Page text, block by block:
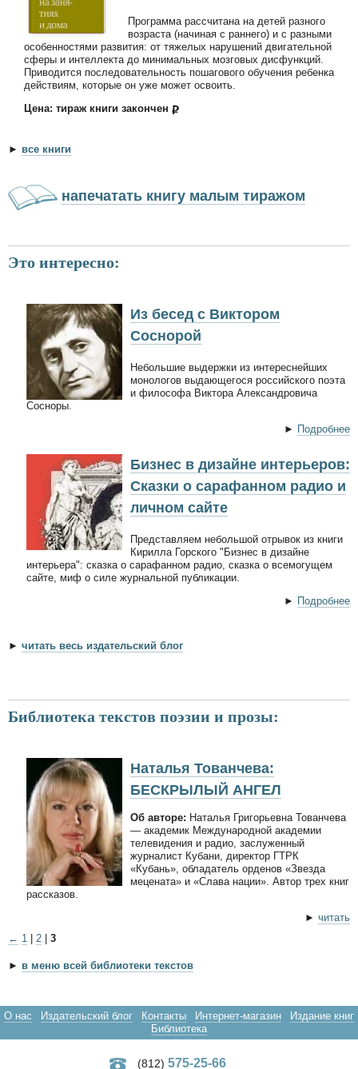
Программа рассчитана на детей разного
возраста (начиная с раннего) и с разными
особенностями развития: от тяжелых нарушений двигательной
сферы и интеллекта до минимальных мозговых дисфункций.
Приводится последовательность пошагового обучения ребенка
действиям, которые он уже может освоить.
Цена: тираж книги закончен
► все книги
напечатать книгу малым тиражом
Это интересно:
Из бесед с Виктором
Соснорой
Небольшие выдержки из интереснейших
монологов выдающегося российского поэта
и философа Виктора Александровича
Сосноры.
► Подробнее
Бизнес в дизайне интерьеров:
Сказки о сарафанном радио и
личном сайте
Представляем небольшой отрывок из книги
Кирилла Горского "Бизнес в дизайне
интерьера": сказка о сарафанном радио, сказка о всемогущем
сайте, миф о силе журнальной публикации.
► Подробнее
► читать весь издательский блог
Библиотека текстов поэзии и прозы:
Наталья Тованчева:
БЕСКРЫЛЫЙ АНГЕЛ
Об авторе: Наталья Григорьевна Тованчева
— академик Международной академии
телевидения и радио, заслуженный
журналист Кубани, директор ГТРК
«Кубань», обладатель орденов «Звезда
мецената» и «Слава нации». Автор трех книг
рассказов.
► читать
← 1 2 3
► в меню всей библиотеки текстов
О нас Издательский блог Контакты Интернет-магазин
Издание книг
Библиотека
(812) 575-25-66